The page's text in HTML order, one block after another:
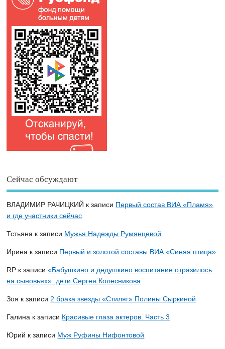
Сейчас обсуждают
ВЛАДИМИР РАЧИЦКИЙ к записи Первый состав ВИА «Пламя»
и где участники сейчас
Тстьяна к записи Мужья Надежды Румянцевой
Ирина к записи Первый и золотой составы ВИА «Синяя птица»
RP к записи«Бабушкино и дедушкино воспитание отразилось
на сыновьях»: дети Сергея Колесникова
Зоя к записи2 брака звезды «Стиляг» Полины Сыркиной
Галина к записи Красивые глаза актеров. Часть 3
Юрий к записи Муж Руфины Нифонтовой